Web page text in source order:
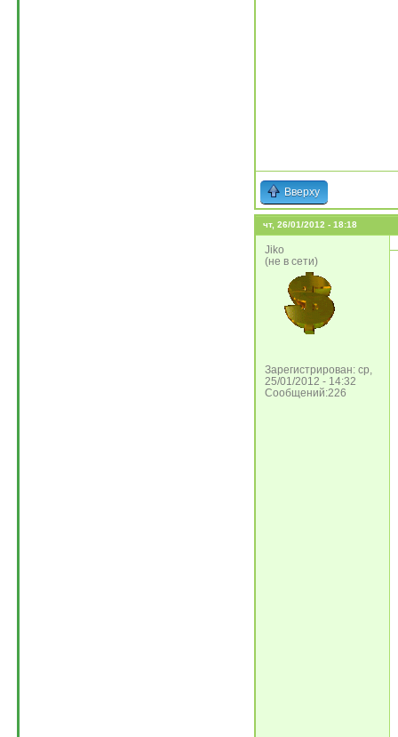
Вверху
чт, 26/01/2012 - 18:18
Jiko
(не в сети)
Зарегистрирован: ср,
25/01/2012 - 14:32
Сообщений:226